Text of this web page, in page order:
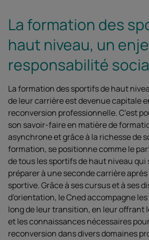
La formation des
haut niveau, un
responsabilité
La formation des sportifs de haut
de leur carrière est devenue capitale
reconversion professionnelle. C’est
son savoir-faire en matière de
asynchrone et grâce à la richesse de
formation, se positionne comme le
de tous les sportifs de haut niveau
préparer à une seconde carrière
sportive. Grâce à ses cursus et à ses
d'orientation, le Cned accompagne
long de leur transition, en leur offrant
et les connaissances nécessaires
reconversion dans divers domaines